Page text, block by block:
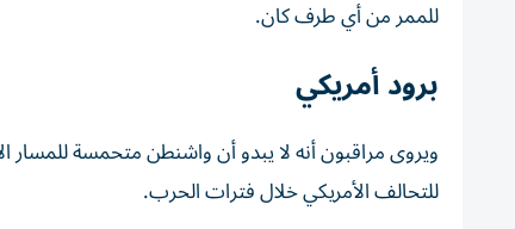
للممر من أي طرف كان.
برود أمريكي
ويروى مراقبون أنه لا يبدو أن واشنطن متحمسة للمسار
للتحالف الأمريكي خلال فترات الحرب.